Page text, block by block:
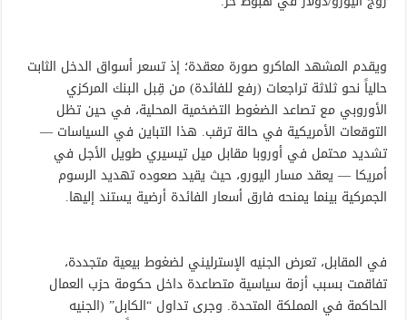
ويقدم المشهد الماكرو صورة معقدة؛ إذ تسعر أسواق الدخل الثابت
حالياً نحو ثلاثة تراجعات (رفع للفائدة) من قِبل البنك المركزي
الأوروبي مع تصاعد الضغوط التضخمية المحلية، في حين تظل
التوقعات الأمريكية في حالة ترقب. هذا التباين في السياسات —
تشديد محتمل في أوروبا مقابل ميل تيسيري طويل الأجل في
أمريكا — يعقد مسار اليورو، حيث يقيد صعوده تهديد الرسوم
الجمركية بينما يمنحه فارق أسعار الفائدة أرضية يستند إليها.
في المقابل، تعرض الجنيه الإسترليني لضغوط بيعية متجددة،
تفاقمت بسبب أزمة سياسية متصاعدة داخل حكومة حزب العمال
الحاكمة في المملكة المتحدة. وجرى تداول “الكابل” (الجنيه